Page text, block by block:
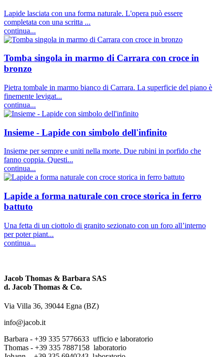
Lapide lasciata con una forma naturale. L'opera può essere
completata con una scritta ...
continua...
Tomba singola in marmo di Carrara con croce in
bronzo
Pietra tombale in marmo bianco di Carrara. La superficie del piano è
finemente levigat...
continua...
Insieme - Lapide con simbolo dell'infinito
Insieme per sempre e uniti nella morte. Due rubini in porfido che
fanno coppia. Questi...
continua...
Lapide a forma naturale con croce storica in ferro
battuto
Una fetta di un ciottolo di granito sezionato con un foro all’interno
per poter piant...
continua...
Jacob Thomas & Barbara SAS
d. Jacob Thomas & Co.
Via Villa 36, 39044 Egna (BZ)
info@jacob.it
Barbara - +39 335 5776633 ufficio e laboratorio
Thomas - +39 335 7887158 laboratorio